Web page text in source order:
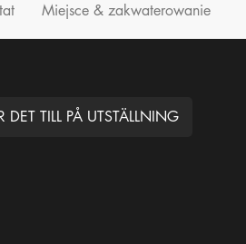
Miejsce & zakwaterowanie
DET TILL PÅ UTSTÄLLNING